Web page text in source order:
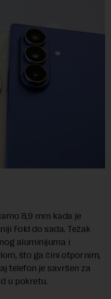
8,9 mm kada je
Fold do sada. Težak
aluminijuma i
što ga čini otpornim,
telefon je savršen za
u pokretu.